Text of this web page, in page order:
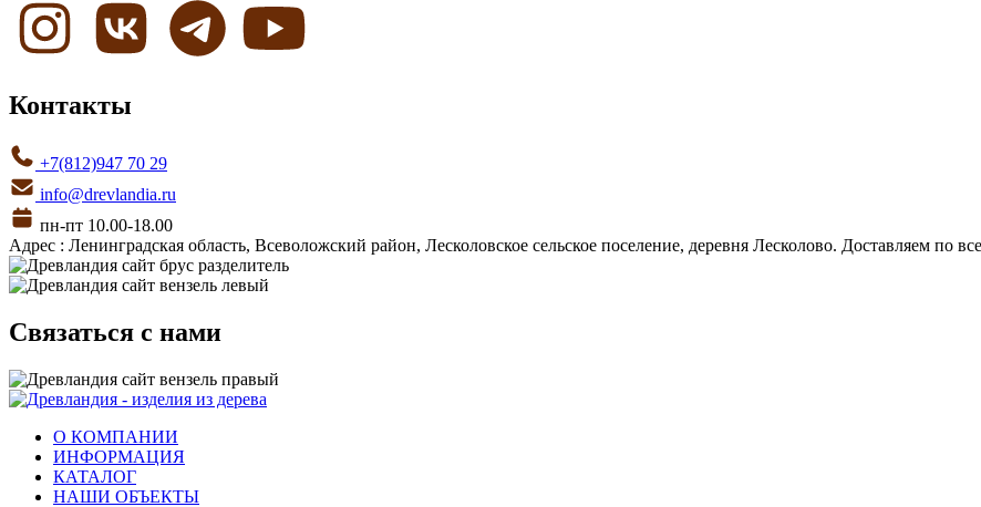
Контакты
+7(812)947 70 29
info@drevlandia.ru
пн-пт 10.00-18.00
Адрес : Ленинградская область, Всеволожский район, Лесколовское сельское поселение, деревня Лесколово. Доставляем по
Связаться с нами
О КОМПАНИИ
ИНФОРМАЦИЯ
КАТАЛОГ
НАШИ ОБЪЕКТЫ